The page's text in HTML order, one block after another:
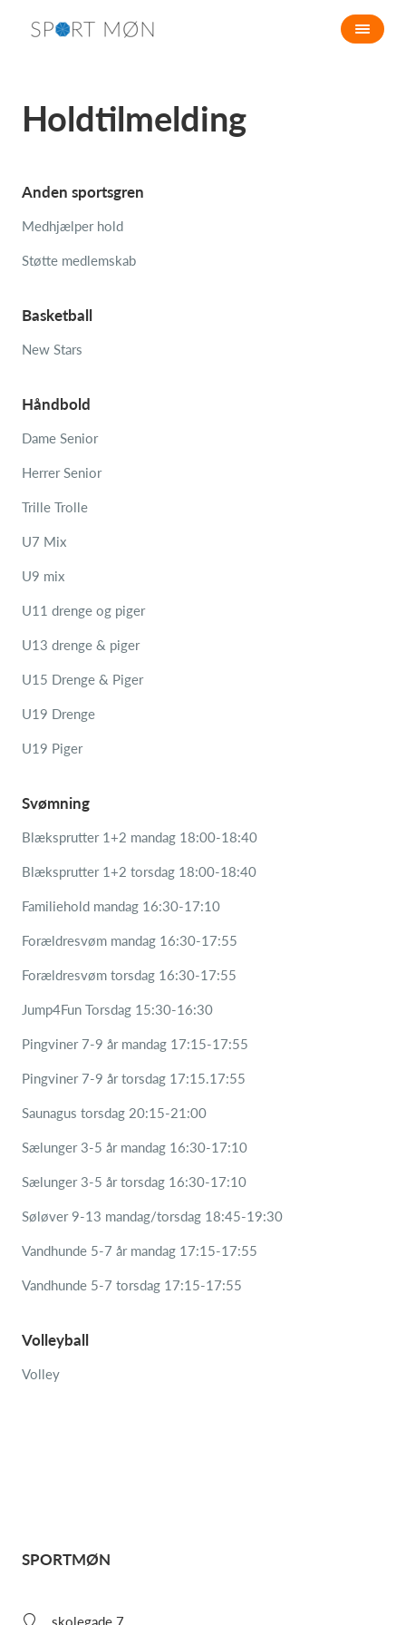
Holdtilmelding
Anden sportsgren
Medhjælper hold
Støtte medlemskab
Basketball
New Stars
Håndbold
Dame Senior
Herrer Senior
Trille Trolle
U7 Mix
U9 mix
U11 drenge og piger
U13 drenge & piger
U15 Drenge & Piger
U19 Drenge
U19 Piger
Svømning
Blæksprutter 1+2 mandag 18:00-18:40
Blæksprutter 1+2 torsdag 18:00-18:40
Familiehold mandag 16:30-17:10
Forældresvøm mandag 16:30-17:55
Forældresvøm torsdag 16:30-17:55
Jump4Fun Torsdag 15:30-16:30
Pingviner 7-9 år mandag 17:15-17:55
Pingviner 7-9 år torsdag 17:15.17:55
Saunagus torsdag 20:15-21:00
Sælunger 3-5 år mandag 16:30-17:10
Sælunger 3-5 år torsdag 16:30-17:10
Søløver 9-13 mandag/torsdag 18:45-19:30
Vandhunde 5-7 år mandag 17:15-17:55
Vandhunde 5-7 torsdag 17:15-17:55
Volleyball
Volley
SPORTMØN
skolegade 7